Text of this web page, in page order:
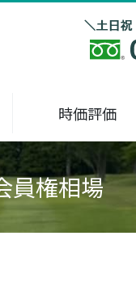
時価評価
員権相場